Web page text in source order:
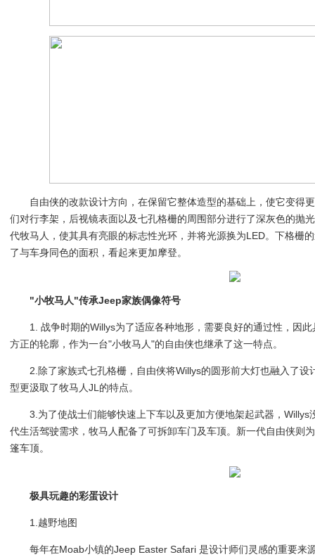
自由侠的改款设计方向，在保留它整体造型的基础上，使它变得
们对行李架，后视镜表面以及七孔格栅的周围部分进行了深灰色的抛
代牧马人，使其具有亮眼的标志性光环，并将光源换为LED。下格栅
了与车身同色的面积，看起来更加摩登。
"小牧马人"传承Jeep家族偶像符号
1. 战争时期的Willys为了适应各种地形，需要良好的通过性，因
方正的轮廓，作为一台"小牧马人"的自由侠也继承了这一特点。
2.除了家族式七孔格栅，自由侠将Willys的圆形前大灯也融入了
型更汲取了牧马人JL的特点。
3.为了使战士们能够快速上下车以及更加方便地架起武器，
代生活驾驶需求，牧马人配备了可拆卸车门及车顶。新一代自由侠则
篷车顶。
极具玩趣的彩蛋设计
1.越野地图
每年在Moab小镇的Jeep Easter Safari 是设计师们灵感的重要来